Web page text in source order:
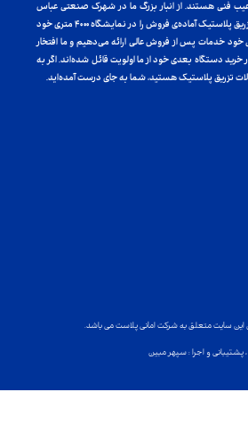
فنی هستند. از انبار بزرگ ما در شهرک صنعتی عباس
آباد، در کمتر از پنج روز، ماشین‌آلات تزریق پلاستیک آماده‌ی فروش را در نمایشگاه ۴۰۰۰ متری خود
خدمات پس از فروش عالی ارائه می‌دهیم و ما افتخار
دستگاه بعدی خود از ما اولویت قائل شده‌اند. اگر به
تزریق پلاستیک هستید، شما به جای درست آمده‌اید.
سایت متعلق به شرکت امانی پلاست می باشد.
پشتیبانی و اجرا : سپهر مبین